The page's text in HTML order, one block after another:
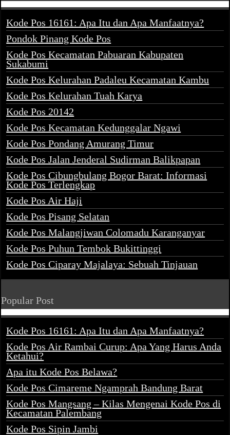
Kode Pos 16161: Apa Itu dan Apa Manfaatnya?
Pondok Pinang Kode Pos
Kode Pos Kecamatan Pabuaran Kabupaten
Sukabumi
Kode Pos Kelurahan Padaleu Kecamatan Kambu
Kode Pos Kelurahan Tuah Karya
Kode Pos 20142
Kode Pos Kecamatan Kedunggalar Ngawi
Kode Pos Pondang Amurang Timur
Kode Pos Jalan Jenderal Sudirman Balikpapan
Kode Pos Cibungbulang Bogor Barat: Informasi
Kode Pos Terlengkap
Kode Pos Air Haji
Kode Pos Pisang Selatan
Kode Pos Malangjiwan Colomadu Karanganyar
Kode Pos Puhun Tembok Bukittinggi
Kode Pos Ciparay Majalaya: Sebuah Tinjauan
Popular Post
Kode Pos 16161: Apa Itu dan Apa Manfaatnya?
Kode Pos Air Rambai Curup: Apa Yang Harus Anda
Ketahui?
Apa itu Kode Pos Belawa?
Kode Pos Cimareme Ngamprah Bandung Barat
Kode Pos Mangsang – Kilas Mengenai Kode Pos di
Kecamatan Palembang
Kode Pos Sipin Jambi